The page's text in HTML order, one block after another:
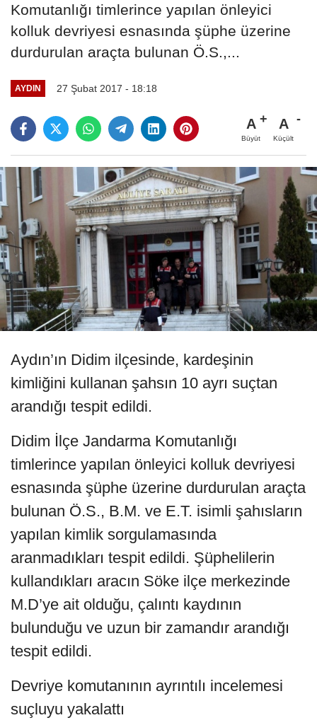
Komutanlığı timlerince yapılan önleyici
kolluk devriyesi esnasında şüphe üzerine
durdurulan araçta bulunan Ö.S.,...
AYDIN 27 Şubat 2017 - 18:18
A
Büyüt
A
Küçült
Aydın’ın Didim ilçesinde, kardeşinin
kimliğini kullanan şahsın 10 ayrı suçtan
arandığı tespit edildi.
Didim İlçe Jandarma Komutanlığı
timlerince yapılan önleyici kolluk devriyesi
esnasında şüphe üzerine durdurulan araçta
bulunan Ö.S., B.M. ve E.T. isimli şahısların
yapılan kimlik sorgulamasında
aranmadıkları tespit edildi. Şüphelilerin
kullandıkları aracın Söke ilçe merkezinde
M.D’ye ait olduğu, çalıntı kaydının
bulunduğu ve uzun bir zamandır arandığı
tespit edildi.
Devriye komutanının ayrıntılı incelemesi
suçluyu yakalattı